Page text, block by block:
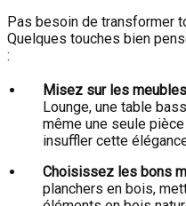
Pas besoin de transformer
Quelques touches bien
:
Misez sur les
Lounge, une table
même une seule
insuffler cette
Choisissez les bons
planchers en bois,